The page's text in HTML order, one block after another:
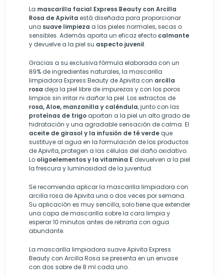
La mascarilla facial Express Beauty con Arcilla
Rosa deApivita está diseñada para proporcionar
una suave limpieza a las pieles normales, secas o
sensibles. Además aporta un eficaz efecto calmante
y devuelve a la piel su aspecto juvenil.
Gracias a su exclusiva fórmula elaborada con un
89% de ingredientes naturales, la mascarilla
limpiadora Express Beauty de Apivita con arcilla
rosa deja la piel libre de impurezas y con los poros
limpios sin irritar ni dañar la piel. Los extractos de
rosa, Aloe, manzanilla y caléndula, junto con las
proteínas de trigo aportan a la piel un alto grado de
hidratación y una agradable sensación de calma. El
aceite de girasol y la infusión de té verde que
sustituye al agua en la formulación de los productos
de Apivita, protegen a las células del daño oxidativo.
Lo oligoelementos y la vitamina E devuelven a la piel
la frescura y luminosidad de la juventud.
Se recomienda aplicar la mascarilla limpiadora con
arcilla rosa de Apivita una o dos veces por semana.
Su aplicación es muy sencilla, solo tiene que extender
una capa de mascarilla sobre la cara limpia y
esperar 10 minutos antes de retirarla con agua
abundante.
La mascarilla limpiadora suave Apivita Express
Beauty con Arcilla Rosa se presenta en un envase
con dos sobre de 8 ml cada uno.